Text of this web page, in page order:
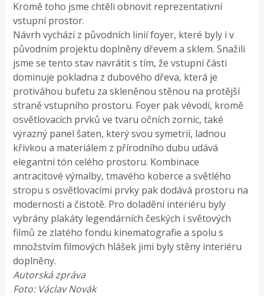
Kromě toho jsme chtěli obnovit reprezentativní
vstupní prostor.
Návrh vychází z původních linií foyer, které byly i v
původním projektu doplněny dřevem a sklem. Snažili
jsme se tento stav navrátit s tím, že vstupní části
dominuje pokladna z dubového dřeva, která je
protiváhou bufetu za skleněnou stěnou na protější
straně vstupního prostoru. Foyer pak vévodí, kromě
osvětlovacích prvků ve tvaru očních zornic, také
výrazný panel šaten, který svou symetrií, ladnou
křivkou a materiálem z přírodního dubu udává
elegantní tón celého prostoru. Kombinace
antracitové výmalby, tmavého koberce a světlého
stropu s osvětlovacími prvky pak dodává prostoru na
modernosti a čistotě. Pro doladění interiéru byly
vybrány plakáty legendárních českých i světových
filmů ze zlatého fondu kinematografie a spolu s
množstvím filmových hlášek jimi byly stěny interiéru
doplněny.
Autorská zpráva
Foto: Václav Novák